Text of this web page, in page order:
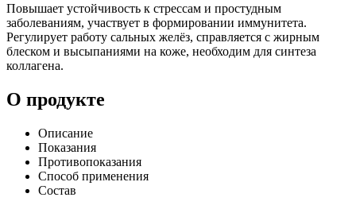
Повышает устойчивость к стрессам и простудным
заболеваниям, участвует в формировании иммунитета.
Регулирует работу сальных желёз, справляется с жирным
блеском и высыпаниями на коже, необходим для синтеза
коллагена.
О продукте
Описание
Показания
Противопоказания
Способ применения
Состав